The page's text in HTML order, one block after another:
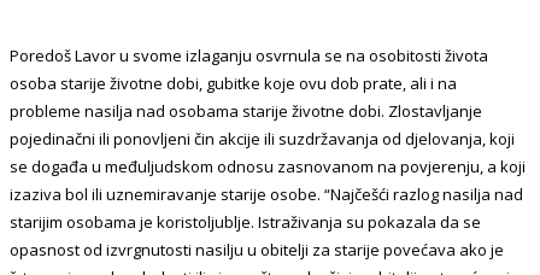
Poredoš Lavor u svome izlaganju osvrnula se na osobitosti života
osoba starije životne dobi, gubitke koje ovu dob prate, ali i na
probleme nasilja nad osobama starije životne dobi. Zlostavljanje
pojedinačni ili ponovljeni čin akcije ili suzdržavanja od djelovanja, koji
se događa u međuljudskom odnosu zasnovanom na povjerenju, a koji
izaziva bol ili uznemiravanje starije osobe. “Najčešći razlog nasilja nad
starijim osobama je koristoljublje. Istraživanja su pokazala da se
opasnost od izvrgnutosti nasilju u obitelji za starije povećava ako je